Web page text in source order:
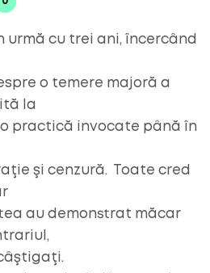
urmă cu trei ani, încercând
o temere majoră a
la
practică invocate până în
şi cenzură. Toate cred
au demonstrat măcar